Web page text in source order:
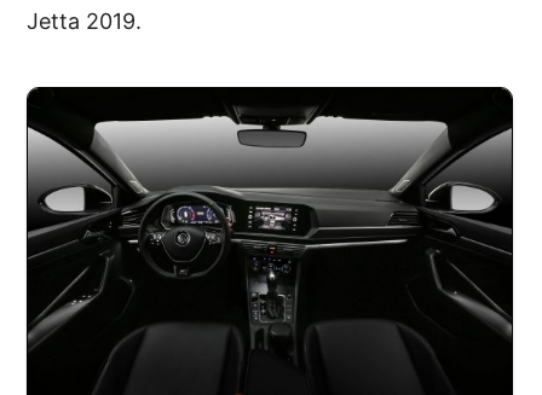
Jetta 2019.